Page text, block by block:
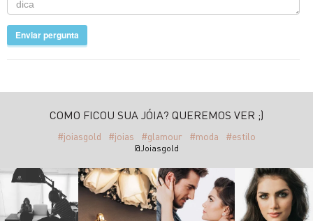
Enviar pergunta
COMO FICOU SUA JÓIA? QUEREMOS VER ;)
#joiasgold #joias #glamour #moda #estilo
@Joiasgold